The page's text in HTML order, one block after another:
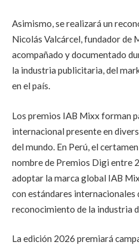
Asimismo, se realizará un
Nicolás Valcárcel, fundador de
acompañado y documentado
la industria publicitaria, del
en el país.
Los premios IAB Mixx forman
internacional presente en
del mundo. En Perú, el
nombre de Premios Digi entre
adoptar la marca global IAB
con estándares internacionales
reconocimiento de la industria
La edición 2026 premiará